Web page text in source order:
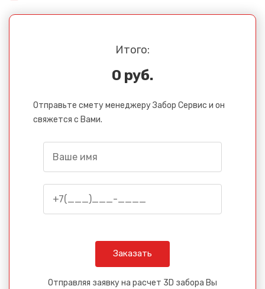
Итого:
0 руб.
Отправьте смету менеджеру Забор Сервис и он
свяжется с Вами.
Отправляя заявку на расчет 3D забора Вы